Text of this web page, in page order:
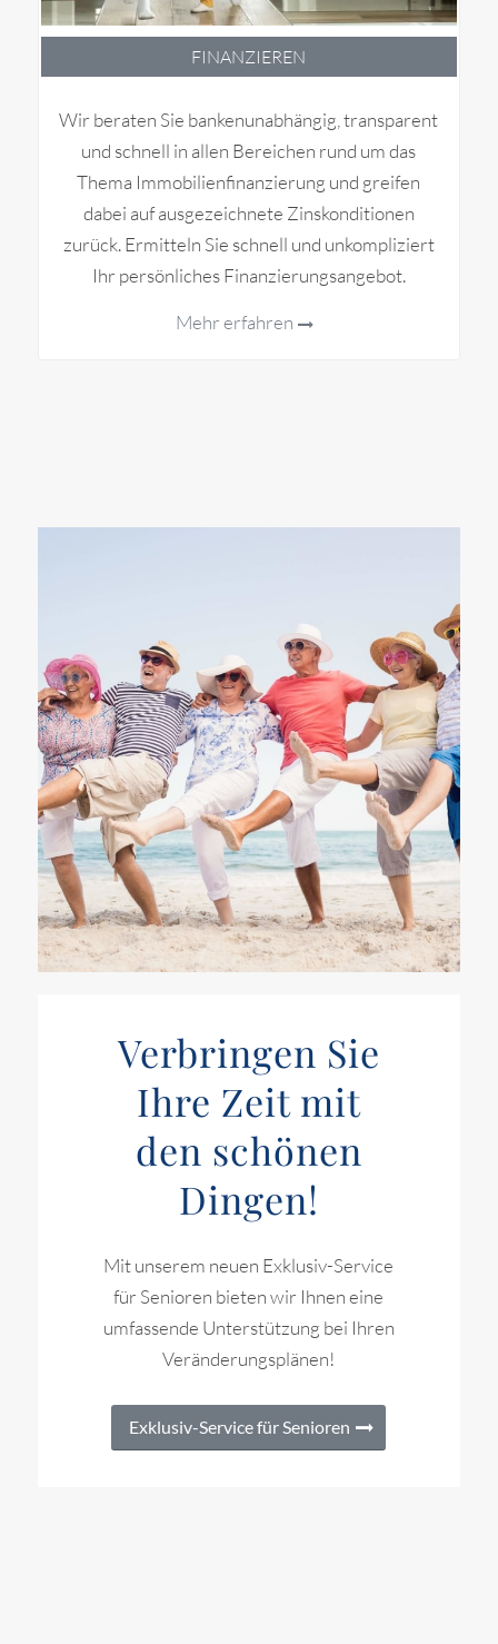
FINANZIEREN
Wir beraten Sie bankenunabhängig, transparent
und schnell in allen Bereichen rund um das
Thema Immobilienfinanzierung und greifen
dabei auf ausgezeichnete Zinskonditionen
zurück. Ermitteln Sie schnell und unkompliziert
Ihr persönliches Finanzierungsangebot.
Mehr erfahren
Verbringen Sie
Ihre Zeit mit
den schönen
Dingen!
Mit unserem neuen Exklusiv-Service
für Senioren bieten wir Ihnen eine
umfassende Unterstützung bei Ihren
Veränderungsplänen!
Exklusiv-Service für Senioren